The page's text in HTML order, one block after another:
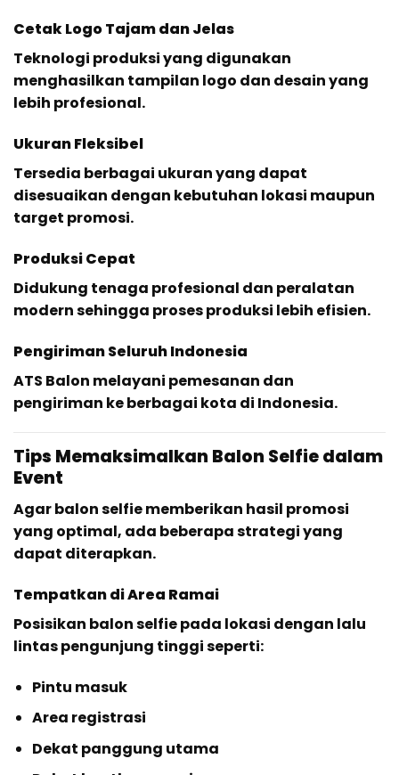
Cetak Logo Tajam dan Jelas
Teknologi produksi yang digunakan
menghasilkan tampilan logo dan desain yang
lebih profesional.
Ukuran Fleksibel
Tersedia berbagai ukuran yang dapat
disesuaikan dengan kebutuhan lokasi maupun
target promosi.
Produksi Cepat
Didukung tenaga profesional dan peralatan
modern sehingga proses produksi lebih efisien.
Pengiriman Seluruh Indonesia
ATS Balon melayani pemesanan dan
pengiriman ke berbagai kota di Indonesia.
Tips Memaksimalkan Balon Selfie dalam
Event
Agar balon selfie memberikan hasil promosi
yang optimal, ada beberapa strategi yang
dapat diterapkan.
Tempatkan di Area Ramai
Posisikan balon selfie pada lokasi dengan lalu
lintas pengunjung tinggi seperti:
Pintu masuk
Area registrasi
Dekat panggung utama